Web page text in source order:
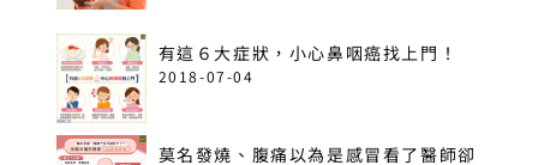
有這６大症狀，小心鼻咽癌找上門！
2018-07-04
莫名發燒、腹痛以為是感冒看了醫師卻